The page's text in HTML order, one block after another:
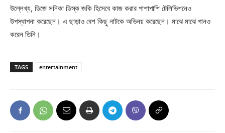
উল্লেখ্য, ডিজে সনিকা ডিস্ক জকি হিসেবে কাজ করার পাশাপাশি টেলিভিশনেও
উপস্থাপনা করেছেন। এ ছাড়াও বেশ কিছু নাটকে অভিনয় করেছেন। মাঝে মাঝে গানও
করেন তিনি।
TAGS entertainment